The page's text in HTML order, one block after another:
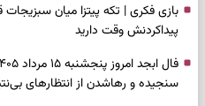
پیداکردنش وقت دارید
سنجیده و رهاشدن از انتظارهای